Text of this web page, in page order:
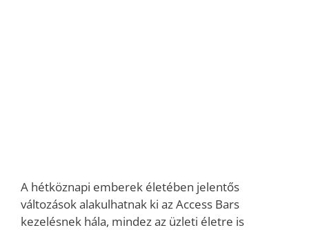
A hétköznapi emberek életében jelentős
változások alakulhatnak ki az Access Bars
kezelésnek hála, mindez az üzleti életre is